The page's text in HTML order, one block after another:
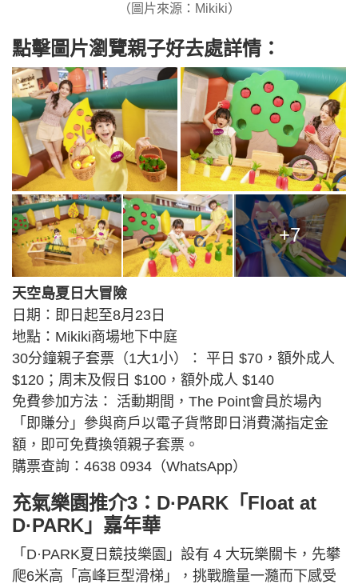
（圖片來源：Mikiki）
點擊圖片瀏覽親子好去處詳情：
+7
天空島夏日大冒險
日期：即日起至8月23日
地點：Mikiki商場地下中庭
30分鐘親子套票（1大1小）： 平日 $70，額外成人
$120；周末及假日 $100，額外成人 $140
免費參加方法： 活動期間，The Point會員於場內
「即賺分」參與商戶以電子貨幣即日消費滿指定金
額，即可免費換領親子套票。
購票查詢：4638 0934（WhatsApp）
充氣樂園推介3：D·PARK「Float at
D·PARK」嘉年華
「D·PARK夏日競技樂園」設有 4 大玩樂關卡，先攀
爬6米高「高峰巨型滑梯」，挑戰膽量一瀡而下感受